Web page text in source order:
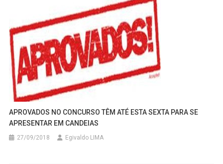
APROVADOS NO CONCURSO TÊM ATÉ ESTA SEXTA PARA SE
APRESENTAR EM CANDEIAS
27/09/2018 Egivaldo LIMA